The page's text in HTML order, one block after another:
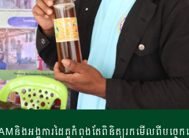
និងអង្គការដៃគូកំពុងតែពិនិត្យរកមើលពីបច្